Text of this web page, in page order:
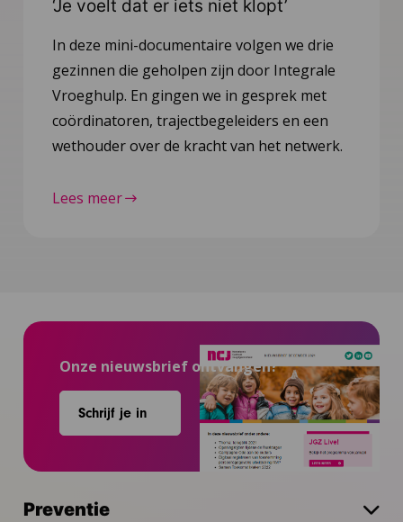
‘Je voelt dat er iets niet klopt’
In deze mini-documentaire volgen we drie
gezinnen die geholpen zijn door Integrale
Vroeghulp. En gingen we in gesprek met
coördinatoren, trajectbegeleiders en een
wethouder over de kracht van het netwerk.
Lees meer
Onze nieuwsbrief ontvangen?
Schrijf je in
Preventie